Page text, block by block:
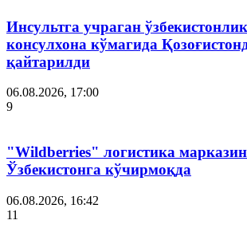
Инсультга учраган
консулхона кўмагида
қайтарилди
06.08.2026, 17:00
9
"Wildberries" логистика
Ўзбекистонга кўчирмоқда
06.08.2026, 16:42
11